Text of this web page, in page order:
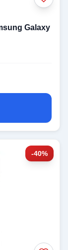
Galaxy
-40%